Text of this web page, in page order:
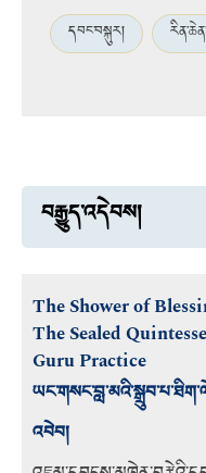
དབང་བསྐུར།
བརྒྱུད་འདེབས།
The Shower of
The Sealed
Guru Practice
འབེབ།